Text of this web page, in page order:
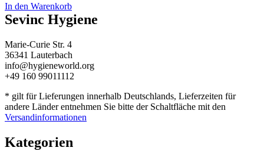
In den Warenkorb
Sevinc Hygiene
Marie-Curie Str. 4
36341 Lauterbach
info@hygieneworld.org
+49 160 99011112
* gilt für Lieferungen innerhalb Deutschlands, Lieferzeiten für
andere Länder entnehmen Sie bitte der Schaltfläche mit den
Versandinformationen
Kategorien